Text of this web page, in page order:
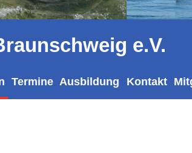
e.V.
Termine Ausbildung Kontakt